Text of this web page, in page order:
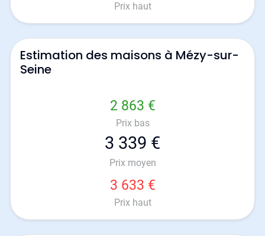
Prix haut
Estimation des maisons à Mézy-sur-
Seine
2 863 €
Prix bas
3 339 €
Prix moyen
3 633 €
Prix haut